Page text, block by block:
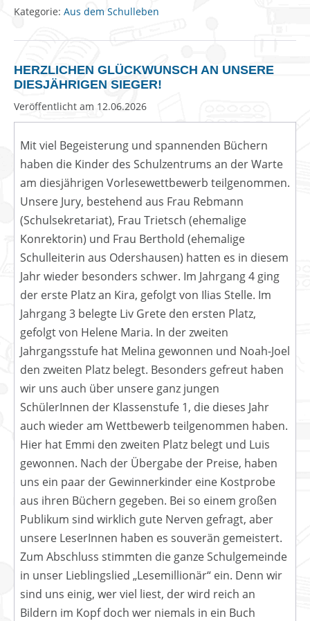
Kategorie: Aus dem Schulleben
HERZLICHEN GLÜCKWUNSCH AN UNSERE
DIESJÄHRIGEN SIEGER!
Veröffentlicht am 12.06.2026
Mit viel Begeisterung und spannenden Büchern
haben die Kinder des Schulzentrums an der Warte
am diesjährigen Vorlesewettbewerb teilgenommen.
Unsere Jury, bestehend aus Frau Rebmann
(Schulsekretariat), Frau Trietsch (ehemalige
Konrektorin) und Frau Berthold (ehemalige
Schulleiterin aus Odershausen) hatten es in diesem
Jahr wieder besonders schwer. Im Jahrgang 4 ging
der erste Platz an Kira, gefolgt von Ilias Stelle. Im
Jahrgang 3 belegte Liv Grete den ersten Platz,
gefolgt von Helene Maria. In der zweiten
Jahrgangsstufe hat Melina gewonnen und Noah-Joel
den zweiten Platz belegt. Besonders gefreut haben
wir uns auch über unsere ganz jungen
SchülerInnen der Klassenstufe 1, die dieses Jahr
auch wieder am Wettbewerb teilgenommen haben.
Hier hat Emmi den zweiten Platz belegt und Luis
gewonnen. Nach der Übergabe der Preise, haben
uns ein paar der Gewinnerkinder eine Kostprobe
aus ihren Büchern gegeben. Bei so einem großen
Publikum sind wirklich gute Nerven gefragt, aber
unsere LeserInnen haben es souverän gemeistert.
Zum Abschluss stimmten die ganze Schulgemeinde
in unser Lieblingslied „Lesemillionär“ ein. Denn wir
sind uns einig, wer viel liest, der wird reich an
Bildern im Kopf doch wer niemals in ein Buch